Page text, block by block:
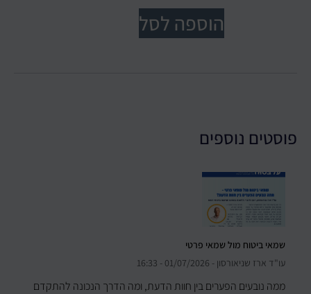
הוספה לסל
פוסטים נוספים
שמאי ביטוח מול שמאי פרטי
עו"ד ארז שניאורסון
ממה נובעים הפערים בין חוות הדעת, ומה הדרך הנכונה להתקדם